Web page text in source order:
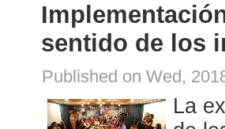
sentido de los
Published on Wed,
La